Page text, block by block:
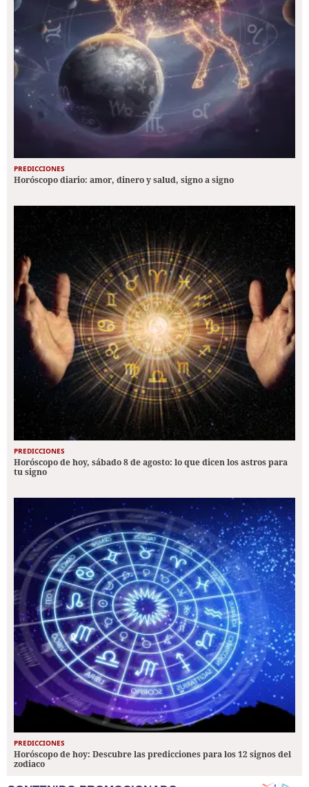
PREDICCIONES
Horóscopo diario: amor, dinero y salud, signo a signo
PREDICCIONES
Horóscopo de hoy, sábado 8 de agosto: lo que dicen los astros para
tu signo
PREDICCIONES
Horóscopo de hoy: Descubre las predicciones para los 12 signos del
zodiaco